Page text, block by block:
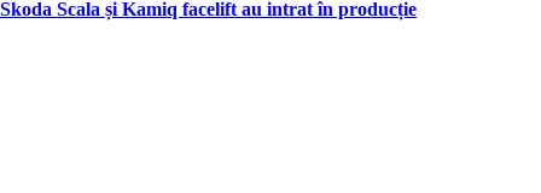
Skoda Scala și Kamiq facelift au intrat în producție